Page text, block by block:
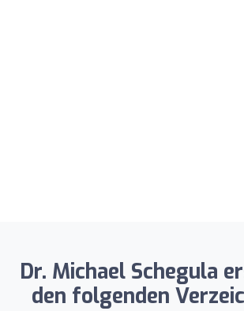
Dr. Michael Schegula
den folgenden